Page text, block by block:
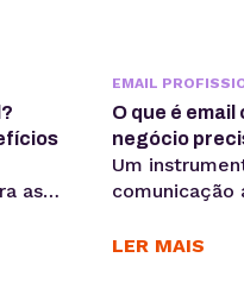
as
de
EMAIL
O que é
negócio
Um
de visitas
LER MAIS